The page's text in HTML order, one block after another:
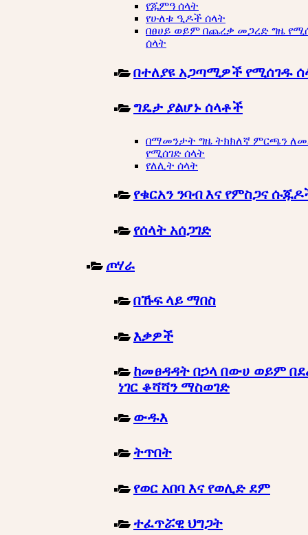
የጁምዓ ሰላት
የሁለቱ ዒዶች ሰላት
በፀሀይ ወይም በጨረቃ መጋረድ ግዜ
ሰላት
በተለያዩ አጋጣሚዎች የሚሰገዱ
ግዴታ ያልሆኑ ሰላቶች
በማመንታት ግዜ ትክክለኛ ምርጫን
የሚሰገድ ሰላት
የለሊት ሰላት
የቁርአን ንባብ እና የምስጋና
የሰላት አሰጋገድ
ጦሃራ
በኹፍ ላይ ማበስ
እቃዎች
ከመፀዳዳት በኃላ በውሀ ወይም
ነገር ቆሻሻን ማስወገድ
ውዱእ
ትጥበት
የወር አበባ እና የወሊድ ደም
ተፈጥሯዊ ህግጋት